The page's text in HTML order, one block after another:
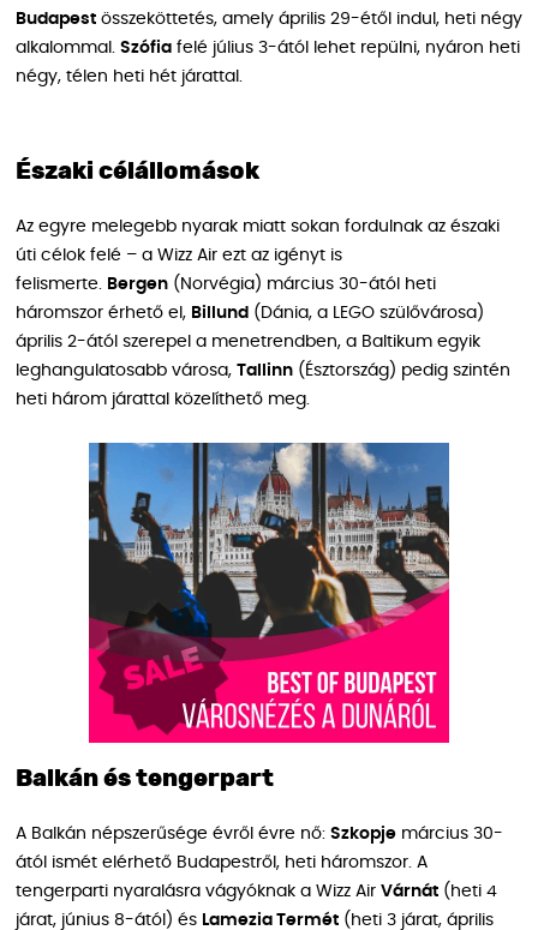
Budapest összeköttetés, amely április 29-étől indul, heti négy
alkalommal. Szófia felé július 3-ától lehet repülni, nyáron heti
négy, télen heti hét járattal.
Északi célállomások
Az egyre melegebb nyarak miatt sokan fordulnak az északi
úti célok felé – a Wizz Air ezt az igényt is
felismerte.
Bergen (Norvégia) március 30-ától heti
háromszor érhető el, Billund (Dánia, a LEGO szülővárosa)
április 2-ától szerepel a menetrendben, a Baltikum egyik
leghangulatosabb városa, Tallinn (Észtország) pedig szintén
heti három járattal közelíthető meg.
Balkán és tengerpart
A Balkán népszerűsége évről évre nő: Szkopje március 30-
ától ismét elérhető Budapestről, heti háromszor. A
tengerparti nyaralásra vágyóknak a Wizz Air Várnát (heti 4
járat, június 8-ától) és Lamezia Termét (heti 3 járat, április